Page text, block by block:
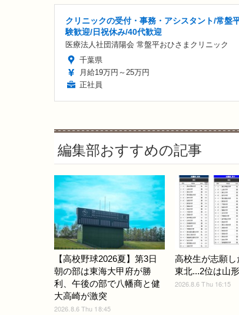
クリニックの受付・事務・アシスタント/常盤
験歓迎/日祝休み/40代歓迎
医療法人社団清陽会 常盤平おひさまクリニック
千葉県
月給19万円～25万円
正社員
編集部おすすめの記事
【高校野球2026夏】第3日
朝の部は東海大甲府が勝
利、午後の部で八幡商と健
大高崎が激突
2026.8.6 Thu 18:45
高校生が志願し
東北...2位は山
2026.8.6 Thu 16:15